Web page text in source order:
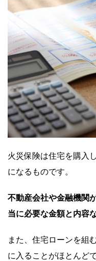
火災保険は住宅を購入
になるものです。
不動産会社や金融機関
当に必要な金額と内容
また、住宅ローンを組
に入ることがほとんどで